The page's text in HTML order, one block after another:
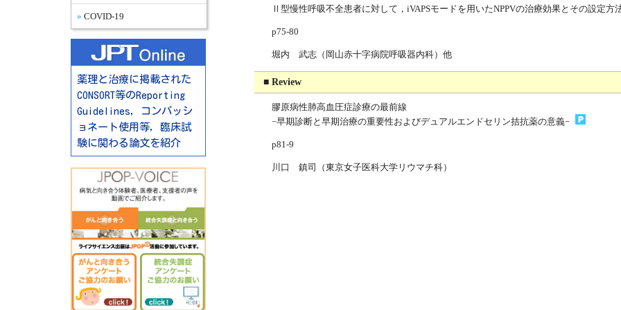
COVID-19
薬理と治療に掲載された
CONSORT等のReporting
Guidelines，コンパッシ
ョネート使用等，臨床試
験に関わる論文を紹介
Ⅱ型慢性呼吸不全患者に対して，iVAPSモードを用いたNPPVの治療効果とその設定方
p75-80
堀内 武志（岡山赤十字病院呼吸器内科）他
■ Review
膠原病性肺高血圧症診療の最前線
−早期診断と早期治療の重要性およびデュアルエンドセリン拮抗薬の意義−
p81-9
川口 鎮司（東京女子医科大学リウマチ科）